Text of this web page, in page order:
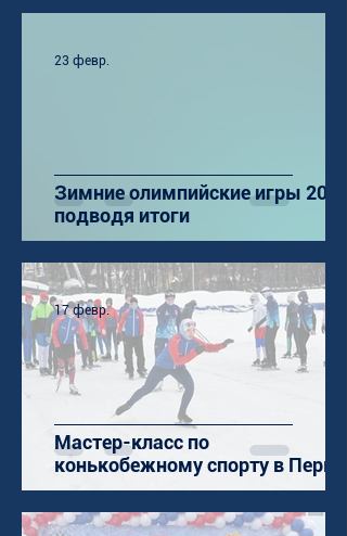
Зимние олимпийские игры 2026:
подводя итоги
23 февр.
Мастер-класс по
конькобежному спорту в Перми
17 февр.